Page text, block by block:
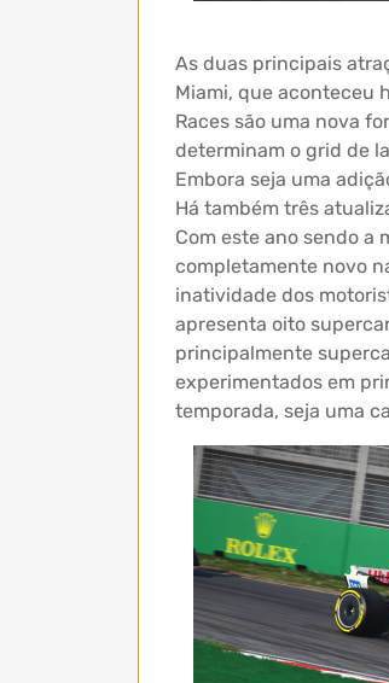
As duas principais
Miami, que aconteceu
Races são uma nova
determinam o grid de
Embora seja uma
Há também três
Com este ano sendo a
completamente novo
inatividade dos
apresenta oito
principalmente
experimentados em
temporada, seja uma